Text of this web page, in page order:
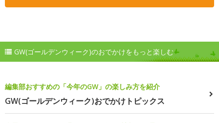
GW(ゴールデンウィーク)のおでかけをもっと楽しむ
編集部おすすめの「今年のGW」の楽しみ方を紹介
GW(ゴールデンウィーク)おでかけトピックス